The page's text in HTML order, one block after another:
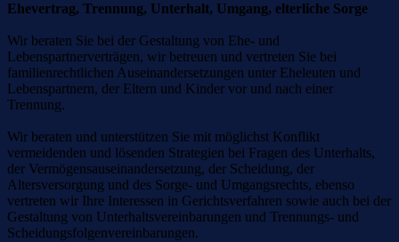
Ehevertrag, Trennung, Unterhalt, Umgang, elterliche Sorge
Wir beraten Sie bei der Gestaltung von Ehe- und
Lebenspartnerverträgen, wir betreuen und vertreten Sie bei
familienrechtlichen Auseinandersetzungen unter Eheleuten und
Lebenspartnern, der Eltern und Kinder vor und nach einer
Trennung.
Wir beraten und unterstützen Sie mit möglichst Konflikt
vermeidenden und lösenden Strategien bei Fragen des Unterhalts,
der Vermögensauseinandersetzung, der Scheidung, der
Altersversorgung und des Sorge- und Umgangsrechts, ebenso
vertreten wir Ihre Interessen in Gerichtsverfahren sowie auch bei der
Gestaltung von Unterhaltsvereinbarungen und Trennungs- und
Scheidungsfolgenvereinbarungen.